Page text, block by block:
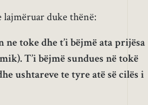
lajmëruar duke thënë:
toke dhe t’i bëjmë ata prijësa
T’i bëjmë sundues në tokë
ushtareve te tyre atë së cilës i